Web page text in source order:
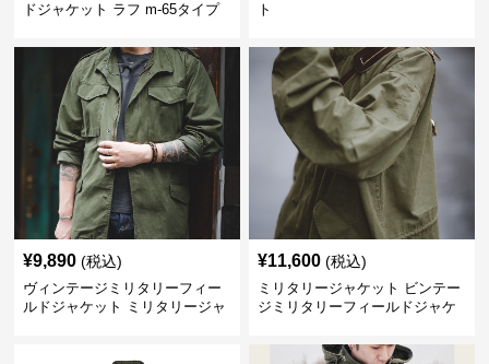
ドジャケット ラフ m-65タイプ
ト
¥9,890 (税込)
ヴィンテージミリタリーフィー
ルドジャケット ミリタリージャ
¥11,600 (税込)
ミリタリージャケット ビンテー
ジミリタリーフィールドジャケ